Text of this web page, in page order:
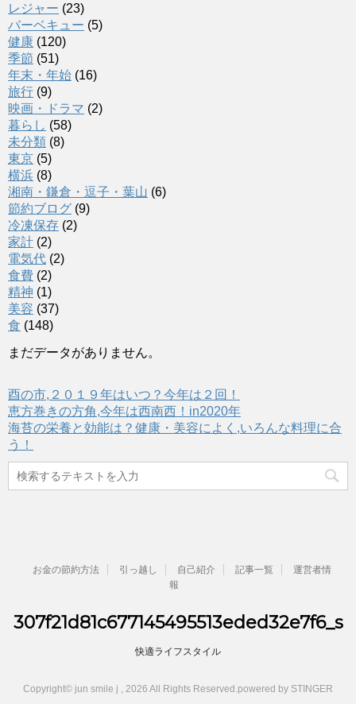
レジャー (23)
バーベキュー (5)
健康 (120)
季節 (51)
年末・年始 (16)
旅行 (9)
映画・ドラマ (2)
暮らし (58)
未分類 (8)
東京 (5)
横浜 (8)
湘南・鎌倉・逗子・葉山 (6)
節約ブログ (9)
冷凍保存 (2)
家計 (2)
電気代 (2)
食費 (2)
精神 (1)
美容 (37)
食 (148)
まだデータがありません。
酉の市,２０１９年はいつ？今年は２回！
恵方巻きの方角,今年は西南西！in2020年
海苔の栄養と効能は？健康・美容によく,いろんな料理に合
う！
お金の節約方法 引っ越し 自己紹介 記事一覧
運営者情
報
307f21d81c677145495513eded32e7f6_s
快適ライフスタイル
Copyright© jun smile j , 2026 All Rights Reserved.powered by STINGER